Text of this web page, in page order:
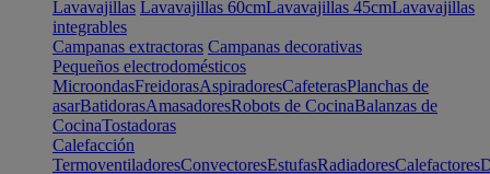
Lavavajillas Lavavajillas 60cmLavavajillas 45cmLavavajillas
integrables
Campanas extractoras Campanas decorativas
Pequeños electrodomésticos
MicroondasFreidorasAspiradoresCafeterasPlanchas de
asarBatidorasAmasadoresRobots de CocinaBalanzas de
CocinaTostadoras
Calefacción
TermoventiladoresConvectoresEstufasRadiadoresCalefactores